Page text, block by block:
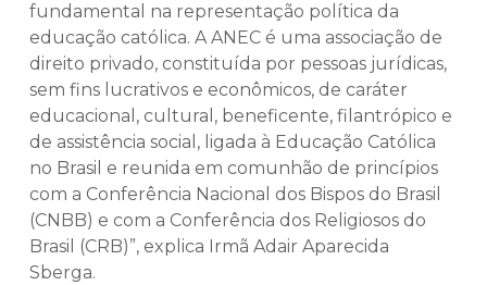
fundamental na representação política da
educação católica. A ANEC é uma associação de
direito privado, constituída por pessoas jurídicas,
sem fins lucrativos e econômicos, de caráter
educacional, cultural, beneficente, filantrópico e
de assistência social, ligada à Educação Católica
no Brasil e reunida em comunhão de princípios
com a Conferência Nacional dos Bispos do Brasil
(CNBB) e com a Conferência dos Religiosos do
Brasil (CRB)”, explica Irmã Adair Aparecida
Sberga.